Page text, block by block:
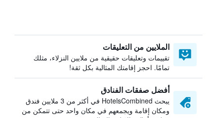
الملايين من التعليقات
تقييمات وتعليقات حقيقية من ملايين النزلاء، مثلك
تمامًا. احجز إقامتك المثالية بكل ثقة!
أفضل صفقات الفنادق
يبحث HotelsCombined في أكثر من 3 ملايين فندق
ومكان إقامة ويجمعهم في مكان واحد حتى تتمكن من